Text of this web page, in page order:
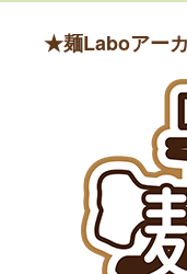
★麺Laboアー